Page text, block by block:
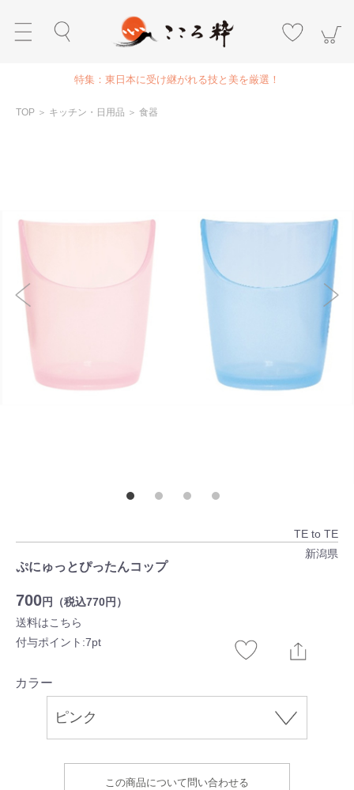
特集：東日本に受け継がれる技と美を厳選！
TOP ＞ キッチン・日用品 ＞ 食器
TE to TE
新潟県
ぷにゅっとぴったんコップ
700円（税込770円）
送料はこちら
付与ポイント:7pt
カラー
この商品について問い合わせる